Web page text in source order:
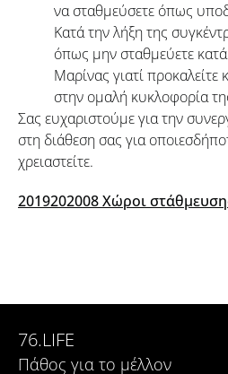
να σταθμεύσετε όπως
Κατά την λήξη της
όπως μην σταθμεύετε
Μαρίνας γιατί
στην ομαλή κυκλοφορία
Σας ευχαριστούμε για την
στη διάθεση σας για
χρειαστείτε.
2019202008 Χώροι
76.LIFE
Πάθος για το μέλλον